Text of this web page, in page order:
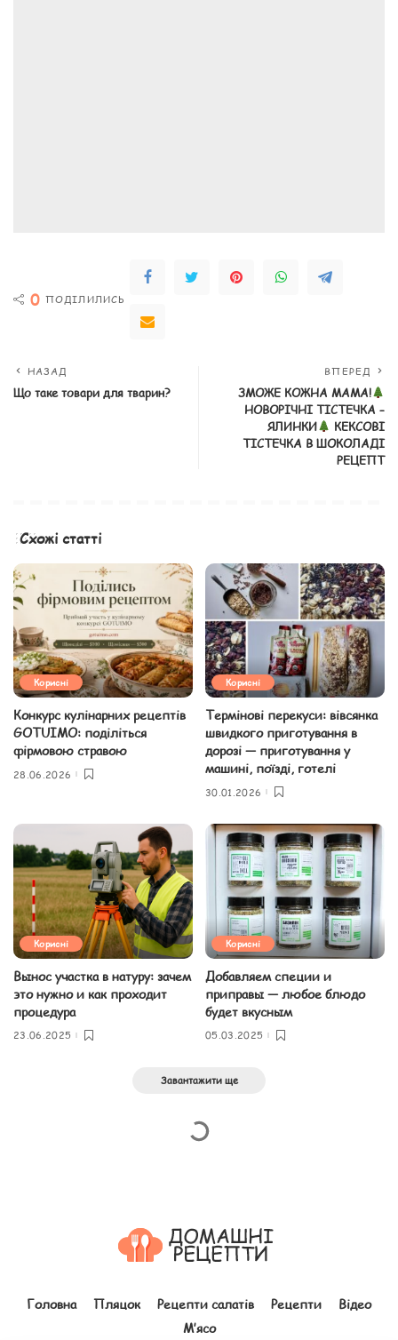
0 ПОДІЛИЛИСЬ
НАЗАД
Що таке товари для тварин?
ВПЕРЕД
ЗМОЖЕ КОЖНА МАМА!
НОВОРІЧНІ ТІСТЕЧКА –
ЯЛИНКИ
КЕКСОВІ
ТІСТЕЧКА В ШОКОЛАДІ
РЕЦЕПТ
Схожі статті
Корисні
Конкурс кулінарних рецептів
GOTUIMO: поділіться
фірмовою стравою
28.06.2026
Корисні
Термінові перекуси: вівсянка
швидкого приготування в
дорозі — приготування у
машині, поїзді, готелі
30.01.2026
Корисні
Вынос участка в натуру: зачем
это нужно и как проходит
процедура
23.06.2025
Корисні
Добавляем специи и
приправы — любое блюдо
будет вкусным
05.03.2025
Завантажити ще
Головна Пляцок Рецепти салатів Рецепти
Відео
М’ясо